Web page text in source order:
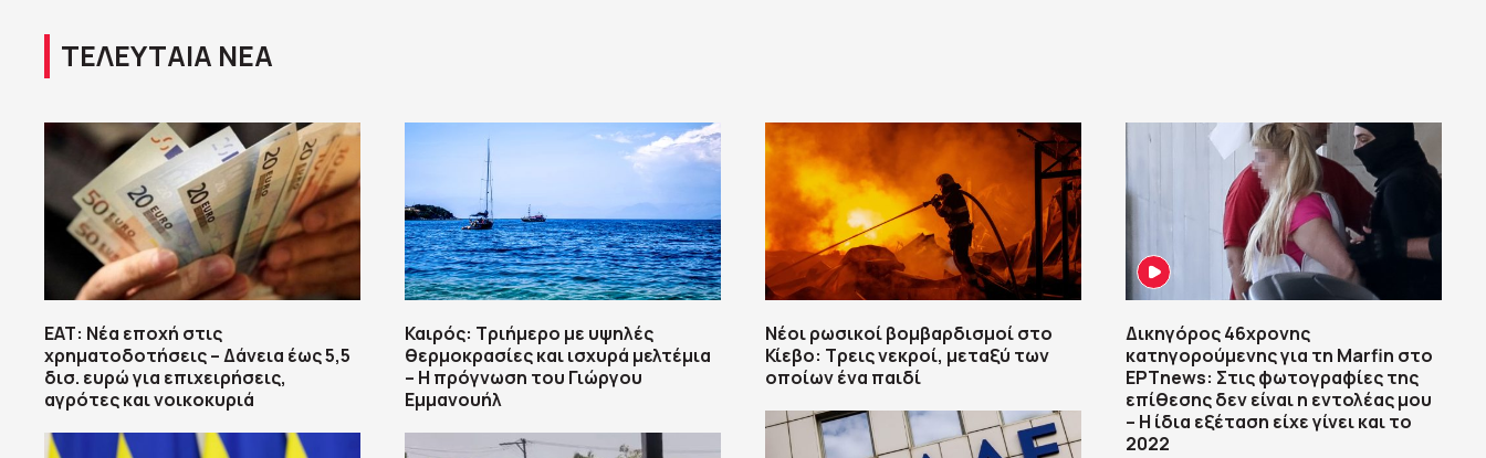
ΤΕΛΕΥΤΑΙΑ ΝΕΑ
ΕΑΤ: Νέα εποχή στις
χρηματοδοτήσεις – Δάνεια έως 5,5
δισ. ευρώ για επιχειρήσεις,
αγρότες και νοικοκυριά
Καιρός: Τριήμερο με υψηλές
θερμοκρασίες και ισχυρά μελτέμια
– Η πρόγνωση του Γιώργου
Εμμανουήλ
Νέοι ρωσικοί βομβαρδισμοί στο
Κίεβο: Τρεις νεκροί, μεταξύ των
οποίων ένα παιδί
Δικηγόρος 46χρονης
κατηγορούμενης για τη Marfin στο
ΕΡΤnews: Στις φωτογραφίες της
επίθεσης δεν είναι η εντολέας μου
– Η ίδια εξέταση είχε γίνει και το
2022